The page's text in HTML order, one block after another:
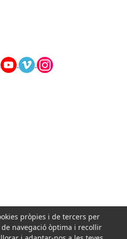
pròpies i de tercers per
navegació òptima i recollir